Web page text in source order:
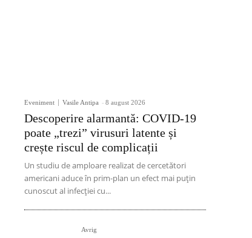
Eveniment Vasile Antipa - 8 august 2026
Descoperire alarmantă: COVID-19
poate „trezi” virusuri latente și
crește riscul de complicații
Un studiu de amploare realizat de cercetători
americani aduce în prim-plan un efect mai puțin
cunoscut al infecției cu...
Avrig